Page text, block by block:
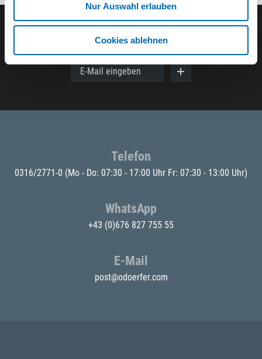
Nur Auswahl erlauben
Cookies ablehnen
Der ODÖRFER Newsletter
E-Mail eingeben
Telefon
0316/2771-0 (Mo - Do: 07:30 - 17:00 Uhr Fr: 07:30 - 13:00 Uhr)
WhatsApp
+43 (0)676 827 755 55
E-Mail
post@odoerfer.com